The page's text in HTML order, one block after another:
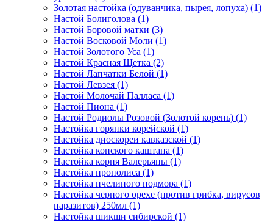
Золотая настойка (одуванчика, пырея, лопуха) (1)
Настой Болиголова (1)
Настой Боровой матки (3)
Настой Восковой Моли (1)
Настой Золотого Уса (1)
Настой Красная Щетка (2)
Настой Лапчатки Белой (1)
Настой Левзея (1)
Настой Молочай Палласа (1)
Настой Пиона (1)
Настой Родиолы Розовой (Золотой корень) (1)
Настойка горянки корейской (1)
Настойка диоскореи кавказской (1)
Настойка конского каштана (1)
Настойка корня Валерьяны (1)
Настойка прополиса (1)
Настойка пчелиного подмора (1)
Настойка черного орехе (против грибка, вирусов
паразитов) 250мл (1)
Настойка шикши сибирской (1)